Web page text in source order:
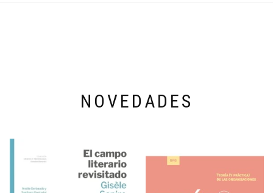
NOVEDADES